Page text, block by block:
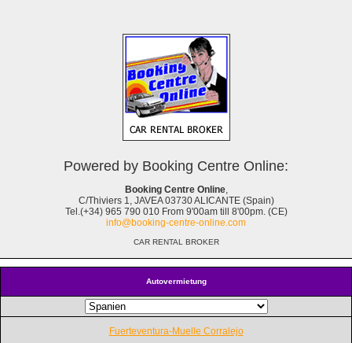
Autovermietung
Fuerteventura-Muelle Corralejo
Powered by Booking Centre Online:
Booking Centre Online,
C/Thiviers 1, JAVEA 03730 ALICANTE (Spain)
Tel.(+34) 965 790 010 From 9'00am till 8'00pm. (CE)
info@booking-centre-online.com
CAR RENTAL BROKER